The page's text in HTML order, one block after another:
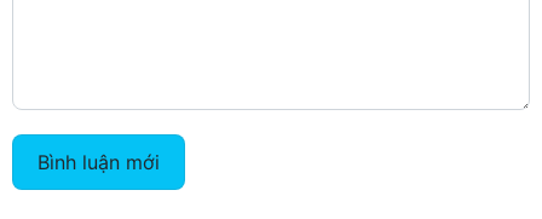
Bình luận mới